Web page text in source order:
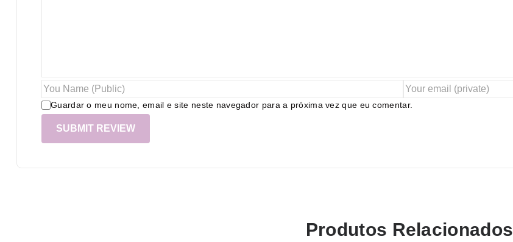
Guardar o meu nome, email e site neste navegador para a próxima vez que eu comentar.
Produtos Relacionados